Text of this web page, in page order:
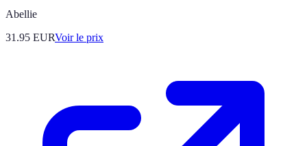
Abellie
31.95 EURVoir le prix